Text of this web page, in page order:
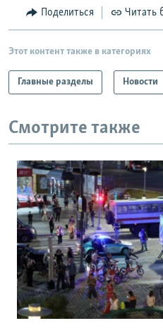
Поделиться Читать
Этот контент также в категориях
Главные разделы Новости
Смотрите также